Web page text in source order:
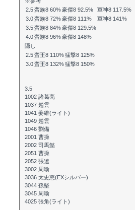
2.5蛮族8 60%豪傑8 92.5%
軍神8 117.5%
3.0蛮族8 72%豪傑8 111%
軍神8 141%
3.5蛮族8 84%豪傑8 129.5%
4.0蛮族8 96%豪傑8 148%
隠し
2.5蛮王8 110%猛撃8 125%
3.0蛮王8 132%猛撃8 150%
3.5
1002 諸葛亮
1037 趙雲
1041 姜維(ライト)
1049 趙雲
1046 劉備
2001 曹操
2002 司馬懿
2051 曹操
2052 張遼
3002 周瑜
3036 太史慈(EXシルバー)
3044 孫堅
3045 周瑜
4025 張角(ライト)